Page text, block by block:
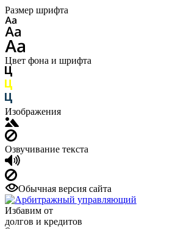
Размер шрифта
Цвет фона и шрифта
Изображения
Озвучивание текста
Обычная версия сайта
Избавим от
долгов и кредитов